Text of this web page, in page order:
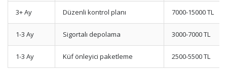
3+ Ay Düzenli kontrol planı 7000-15000 TL
1-3 Ay Sigortalı depolama 3000-7000 TL
1-3 Ay Küf önleyici paketleme 2500-5500 TL